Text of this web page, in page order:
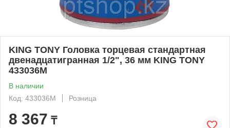
KING TONY Головка торцевая стандартная
двенадцатигранная 1/2", 36 мм KING TONY
433036M
В наличии
Код: 433036M
Розница
8 367 ₸